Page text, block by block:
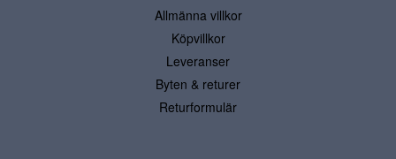
Allmänna villkor
Köpvillkor
Leveranser
Byten & returer
Returformulär